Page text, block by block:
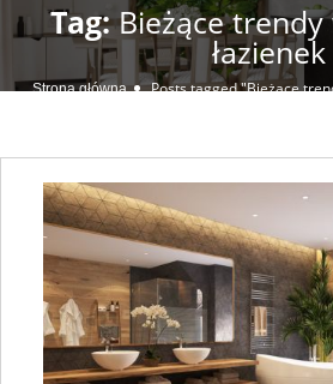
Tag:Bieżące
łazienek
Strona główna Posts tagged "Bieżące